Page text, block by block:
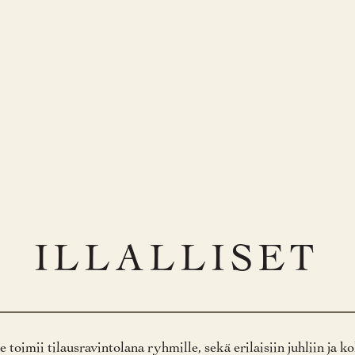
ILLALLISET
toimii tilausravintolana ryhmille, sekä erilaisiin juhliin ja